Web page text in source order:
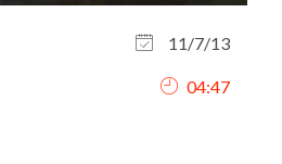
11/7/13
04:47